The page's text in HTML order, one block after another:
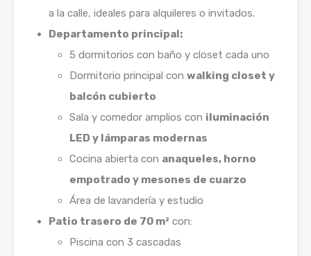
a la calle, ideales para alquileres o invitados.
Departamento principal:
5 dormitorios con baño y closet cada uno
Dormitorio principal con walking closet y
balcón cubierto
Sala y comedor amplios con iluminación
LED y lámparas modernas
Cocina abierta con anaqueles, horno
empotrado y mesones de cuarzo
Área de lavandería y estudio
Patio trasero de 70 m² con:
Piscina con 3 cascadas